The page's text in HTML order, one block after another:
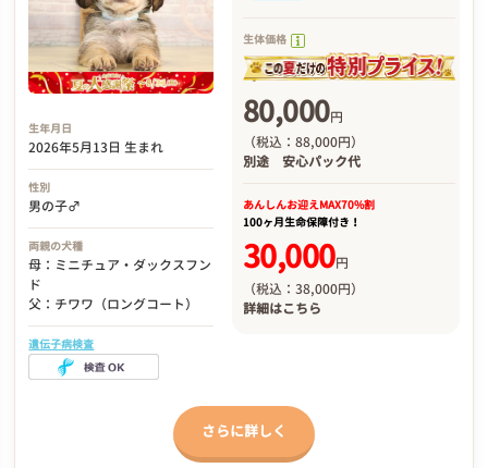
生年月日
2026年5月13日 生まれ
性別
男の子♂
両親の犬種
母：ミニチュア・ダックスフン
ド
父：チワワ（ロングコート）
遺伝子病検査
生体価格
80,000円
（税込：88,000円）
別途 安心パック代
あんしんお迎えMAX70%割
100ヶ月生命保障付き！
30,000円
（税込：38,000円）
詳細はこちら
さらに詳しく